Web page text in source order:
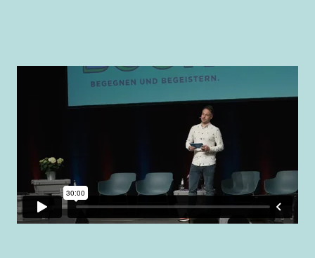
Gensheimer eine fundierte Basis für die
Zielgruppenarbeit im Buchhandelsalltag.